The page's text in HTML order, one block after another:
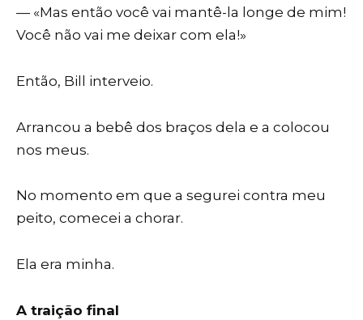
— «Mas então você vai mantê-la longe de mim!
Você não vai me deixar com ela!»
Então, Bill interveio.
Arrancou a bebê dos braços dela e a colocou
nos meus.
No momento em que a segurei contra meu
peito, comecei a chorar.
Ela era minha.
A traição final